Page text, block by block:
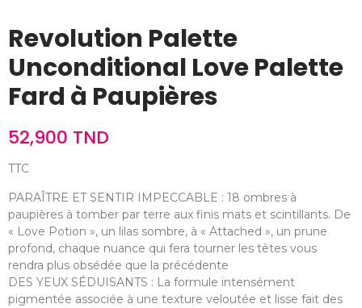
Revolution Palette
Unconditional Love Palette
Fard à Paupières
52,900 TND
TTC
PARAÎTRE ET SENTIR IMPECCABLE : 18 ombres à
paupières à tomber par terre aux finis mats et scintillants. De
« Love Potion », un lilas sombre, à « Attached », un prune
profond, chaque nuance qui fera tourner les têtes vous
rendra plus obsédée que la précédente
DES YEUX SÉDUISANTS : La formule intensément
pigmentée associée à une texture veloutée et lisse fait des